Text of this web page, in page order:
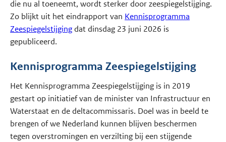
die nu al toeneemt, wordt sterker door zeespiegelstijging.
Zo blijkt uit het eindrapport van Kennisprogramma
Zeespiegelstijgingdat dinsdag 23 juni 2026 is
gepubliceerd.
Kennisprogramma Zeespiegelstijging
Het Kennisprogramma Zeespiegelstijging is in 2019
gestart op initiatief van de minister van Infrastructuur en
Waterstaat en de deltacommissaris. Doel was in beeld te
brengen of we Nederland kunnen blijven beschermen
tegen overstromingen en verzilting bij een stijgende